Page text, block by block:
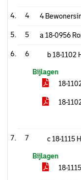
4 4
5 a 18-0956
6 b 18-1102
Bijlagen
18-
18-
7 c 18-1115
Bijlagen
18-